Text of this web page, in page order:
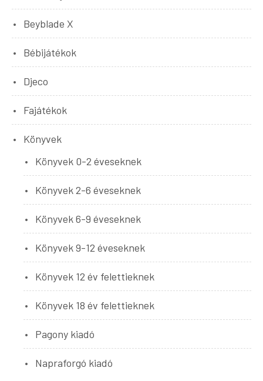
Beyblade X
Bébijátékok
Djeco
Fajátékok
Könyvek
Könyvek 0-2 éveseknek
Könyvek 2-6 éveseknek
Könyvek 6-9 éveseknek
Könyvek 9-12 éveseknek
Könyvek 12 év felettieknek
Könyvek 18 év felettieknek
Pagony kiadó
Napraforgó kiadó